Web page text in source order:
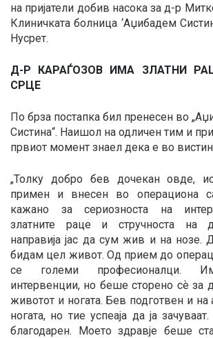
на пријатели добив насока за д-р
Клиничката болница ‘Аџибадем
Нусрет.
Д-Р КАРАЃОЗОВ ИМА ЗЛАТНИ
СРЦЕ
По брза постапка бил пренесен во
Систина“. Наишол на одличен тим и
првиот момент знаел дека е во
„Толку добро бев дочекан овде,
примен и внесен во операциона
кажано за сериозноста на
златните раце и стручноста на
направија јас да сум жив и на
бидам цел живот. Од прием до
се големи професионалци.
интервенции, но беше сторено сѐ за
животот и ногата. Бев подготвен и на
ногата, но тие успеаја да ја
благодарен. Моето здравје беше